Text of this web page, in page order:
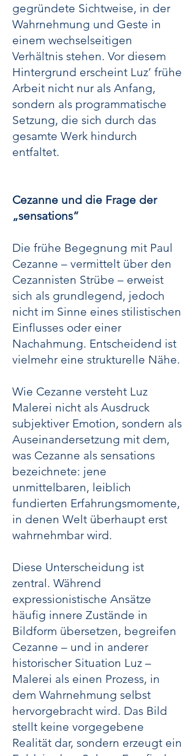
gegründete Sichtweise, in der
Wahrnehmung und Geste in
einem wechselseitigen
Verhältnis stehen. Vor diesem
Hintergrund erscheint Luz’ frühe
Arbeit nicht nur als Anfang,
sondern als programmatische
Setzung, die sich durch das
gesamte Werk hindurch
entfaltet.
Cezanne und die Frage der
„sensations“
Die frühe Begegnung mit Paul
Cezanne – vermittelt über den
Cezannisten Strübe – erweist
sich als grundlegend, jedoch
nicht im Sinne eines stilistischen
Einflusses oder einer
Nachahmung. Entscheidend ist
vielmehr eine strukturelle Nähe.
Wie Cezanne versteht Luz
Malerei nicht als Ausdruck
subjektiver Emotion, sondern als
Auseinandersetzung mit dem,
was Cezanne als sensations
bezeichnete: jene
unmittelbaren, leiblich
fundierten Erfahrungsmomente,
in denen Welt überhaupt erst
wahrnehmbar wird.
Diese Unterscheidung ist
zentral. Während
expressionistische Ansätze
häufig innere Zustände in
Bildform übersetzen, begreifen
Cezanne – und in anderer
historischer Situation Luz –
Malerei als einen Prozess, in
dem Wahrnehmung selbst
hervorgebracht wird. Das Bild
stellt keine vorgegebene
Realität dar, sondern erzeugt ein